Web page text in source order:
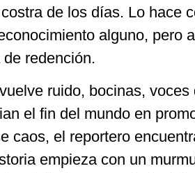
de los días. Lo hace
alguno, pero
redención.
ruido, bocinas, voces
el fin del mundo en
caos, el reportero
empieza con un